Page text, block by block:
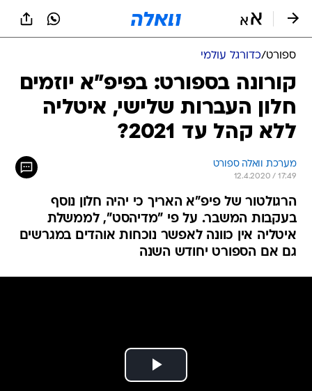
ספורט/כדורגל עולמי
קורונה בספורט: בפיפ"א יוזמים
חלון העברות שלישי, איטליה
ללא קהל עד 2021?
מערכת וואלה ספורט
12.4.2020 / 17:49
הרגולטור של פיפ"א האריך כי יהיה חלון נוסף
בעקבות המשבר. על פי "מדיהסט", לממשלת
איטליה אין כוונה לאפשר נוכחות אוהדים במגרשים
גם אם הספורט יחודש השנה